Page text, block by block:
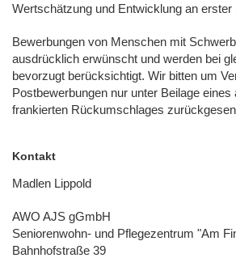
Wertschätzung und Entwicklung an erster
Bewerbungen von Menschen mit
ausdrücklich erwünscht und werden bei
bevorzugt berücksichtigt. Wir bitten um
Postbewerbungen nur unter Beilage eines
frankierten Rückumschlages
Kontakt
Madlen Lippold
AWO AJS gGmbH
Seniorenwohn- und Pflegezentrum "Am
Bahnhofstraße 39